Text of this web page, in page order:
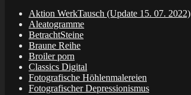
Aktion WerkTausch (Update 15. 07. 2022)
Aleatogramme
BetrachtSteine
Braune Reihe
Broiler porn
Classics Digital
Fotografische Höhlenmalereien
Fotografischer Depressionismus